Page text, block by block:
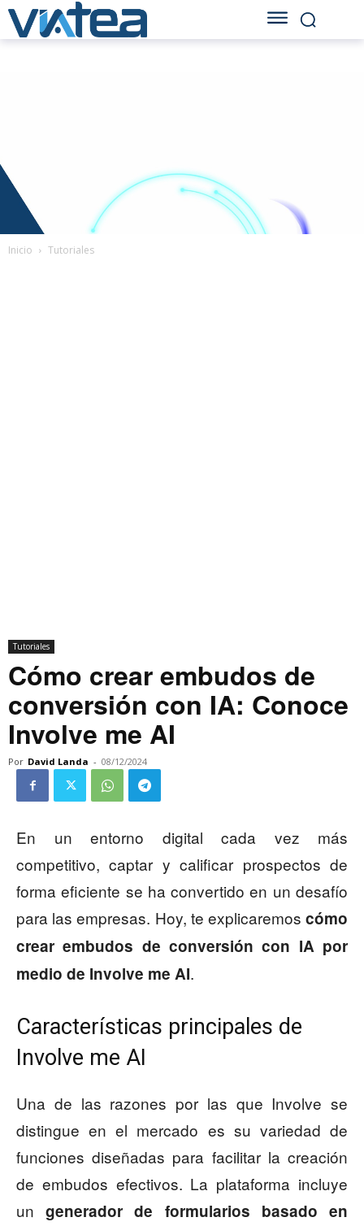
Inicio Tutoriales
Tutoriales
Cómo crear embudos de
conversión con IA: Conoce
Involve me AI
Por David Landa - 08/12/2024
En un entorno digital cada vez más
competitivo, captar y calificar prospectos de
forma eficiente se ha convertido en un desafío
para las empresas. Hoy, te explicaremos cómo
crear embudos de conversión con IA por
medio de Involve me AI.
Características principales de
Involve me AI
Una de las razones por las que Involve se
distingue en el mercado es su variedad de
funciones diseñadas para facilitar la creación
de embudos efectivos. La plataforma incluye
ungenerador de formularios basado en